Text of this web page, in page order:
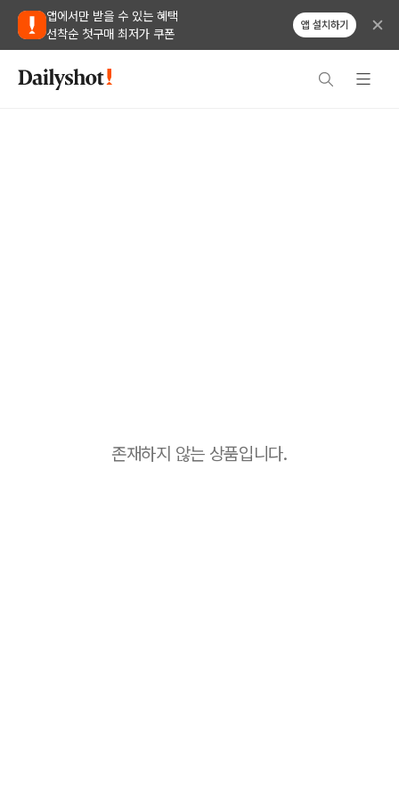
앱에서만 받을 수 있는 혜택
선착순 첫구매 최저가 쿠폰
앱 설치하기
존재하지 않는 상품입니다.